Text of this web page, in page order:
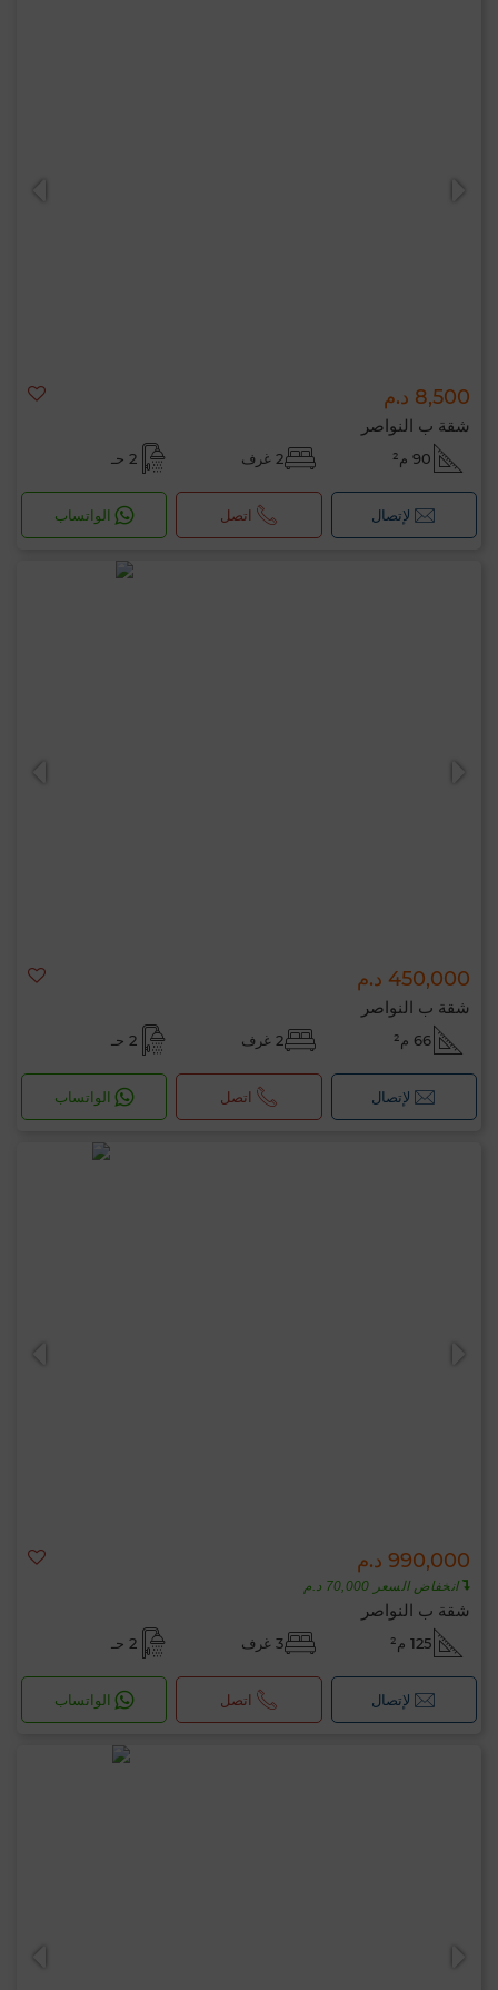
8,500 د.م
شقة ب النواصر
90 م² 2 غرف 2 حـ
لإتصال اتصل الواتساب
450,000 د.م
شقة ب النواصر
66 م² 2 غرف 2 حـ
لإتصال اتصل الواتساب
990,000 د.م
انخفاض السعر 70,000 د.م
شقة ب النواصر
125 م² 3 غرف 2 حـ
لإتصال اتصل الواتساب